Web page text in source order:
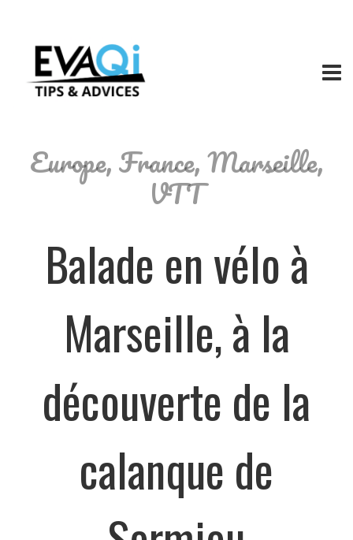
Europe,France,Marseille,
VTT
Balade en vélo à
Marseille, à la
découverte de la
calanque de